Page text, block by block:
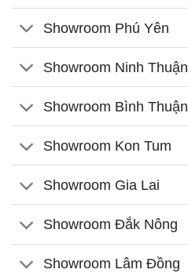
Showroom Phú Yên
Showroom Ninh Thuận
Showroom Bình Thuận
Showroom Kon Tum
Showroom Gia Lai
Showroom Đắk Nông
Showroom Lâm Đồng